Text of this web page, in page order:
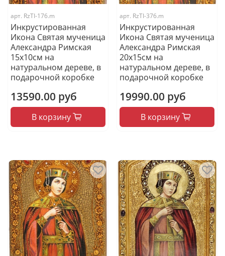
арт. RzTI-176.m
Инкрустированная
Икона Святая мученица
Александра Римская
15х10см на
натуральном дереве, в
подарочной коробке
13590.00 руб
В корзину
арт. RzTI-376.m
Инкрустированная
Икона Святая мученица
Александра Римская
20х15см на
натуральном дереве, в
подарочной коробке
19990.00 руб
В корзину